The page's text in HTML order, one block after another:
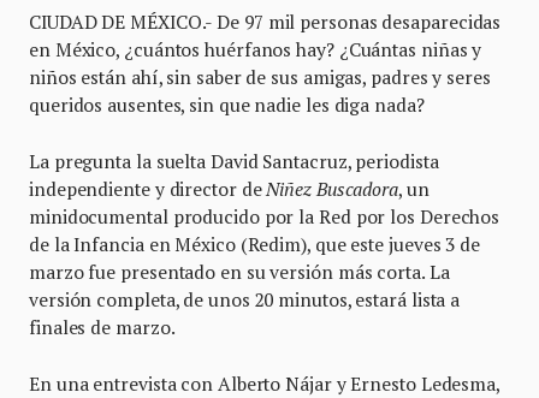
CIUDAD DE MÉXICO.- De 97 mil personas desaparecidas
en México, ¿cuántos huérfanos hay? ¿Cuántas niñas y
niños están ahí, sin saber de sus amigas, padres y seres
queridos ausentes, sin que nadie les diga nada?
La pregunta la suelta David Santacruz, periodista
independiente y director deNiñez Buscadora, un
minidocumental producido por la Red por los Derechos
de la Infancia en México (Redim), que este jueves 3 de
marzo fue presentado en su versión más corta. La
versión completa, de unos 20 minutos, estará lista a
finales de marzo.
En una entrevista con Alberto Nájar y Ernesto Ledesma,